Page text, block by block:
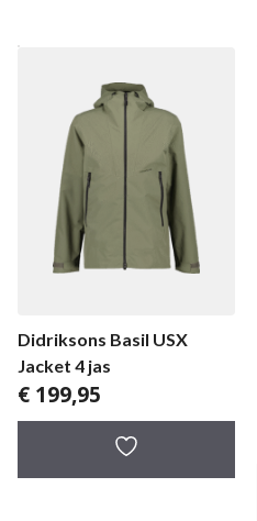
Didriksons Basil USX
Jacket 4 jas
€ 199,95